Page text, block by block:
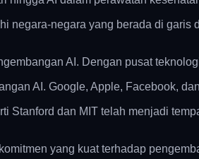
negara-negara yang berada di garis
AI. Dengan pusat
AI. Google, Apple, Facebook,
dan MIT telah menjadi
yang kuat terhadap